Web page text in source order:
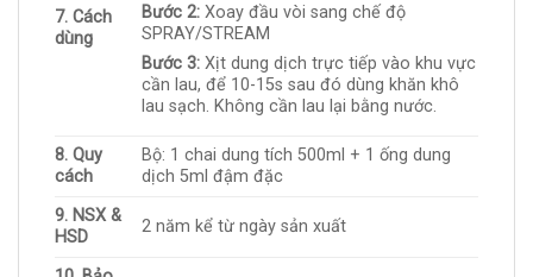
7. Cách
dùng
Bước 2:Xoay đầu vòi sang chế độ
SPRAY/STREAM
Bước 3: Xịt dung dịch trực tiếp vào khu vực
cần lau, để 10-15s sau đó dùng khăn khô
lau sạch. Không cần lau lại bằng nước.
8. Quy
cách
Bộ: 1 chai dung tích 500ml + 1 ống dung
dịch 5ml đậm đặc
9. NSX &
HSD
2 năm kể từ ngày sản xuất